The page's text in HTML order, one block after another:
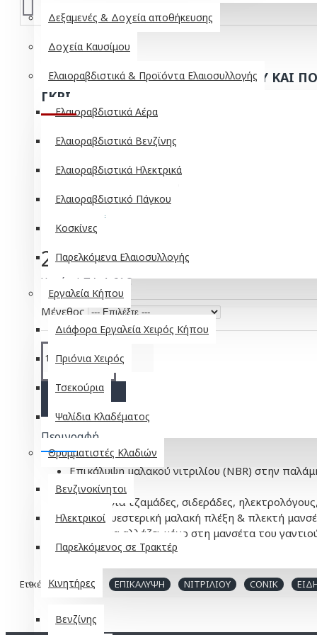
Δεξαμενές & Δοχεία αποθήκευσης
Δοχεία Καυσίμου
Ελαιοραβδιστικά & Προϊόντα Ελαιοσυλλογής
Ελαιοραβδιστικά Αέρα
Ελαιοραβδιστικά Βενζίνης
Ελαιοραβδιστικά Ηλεκτρικά
Ελαιοραβδιστικό Πάγκου
Κοσκίνες
Παρελκόμενα Ελαιοσυλλογής
Εργαλεία Κήπου
Διάφορα Εργαλεία Χειρός Κήπου
Πριόνια Χειρός
Τσεκούρια
Ψαλίδια Κλαδέματος
Θρυμματιστές Κλαδιών
Βενζινοκίνητοι
Ηλεκτρικοί
Παρελκόμενος σε Τρακτέρ
Κινητήρες
Βενζίνης
ΓΑΝΤΙΑ ΜΕ ΕΠΙΚΑΛΥΨΗ ΝΙΤΡΙΛΙΟΥ ΚΑΙ
ΓΚΡΙ
2,00€
Χωρίς ΦΠΑ: 1,61€
Μέγεθος
ΚΑΛΆΘΙ
Περιγραφή
Επικάλυψη μαλακού νιτριλίου (NBR) στην
κόψιμο.
Ιδανικά για τζαμάδες, σιδεράδες,
13g πολυεστερική μαλακή πλέξη & πλεκτή
Το χρώμα αλλάζει μόνο στη μανσέτα του
Άριστο κράτημα.
Ετικέτες: ΓΑΝΤΙΑ ΕΠΙΚΑΛΥΨΗ ΝΙΤΡΙΛΙΟΥ CONIK